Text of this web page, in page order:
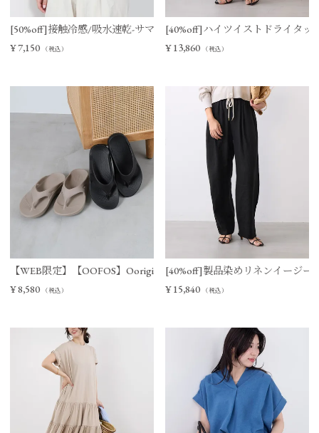
[50%off]接触冷感/吸水速乾-サマーポロニット
¥7,150 （税込）
[40%off]ハイツイストドライタッ
¥ 13,860 （税込）
【WEB限定】【OOFOS】Ooriginal リカバリーサンダル
¥8,580 （税込）
[40%off]製品染めリネンイージー
¥ 15,840 （税込）